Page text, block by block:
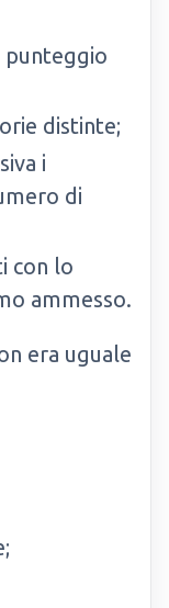
punteggio
distinte;
i
di
con lo
ammesso.
era uguale